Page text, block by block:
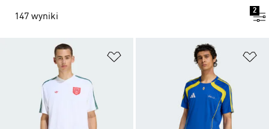
147 wyniki
2
Dodaj do listy życzeń